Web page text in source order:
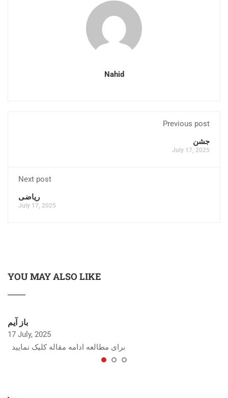
Nahid
Previous post
جشن
July 17, 2025
Next post
ریاضی
July 17, 2025
YOU MAY ALSO LIKE
باز آیم
17 July, 2025
برای مطالعه ادامه مقاله کلیک نمایید